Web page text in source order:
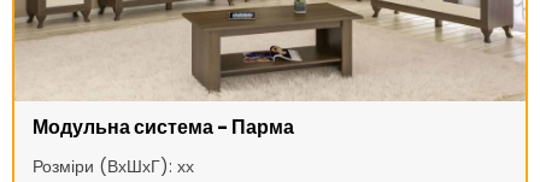
Модульна система - Парма
Розміри (ВхШхГ): хх